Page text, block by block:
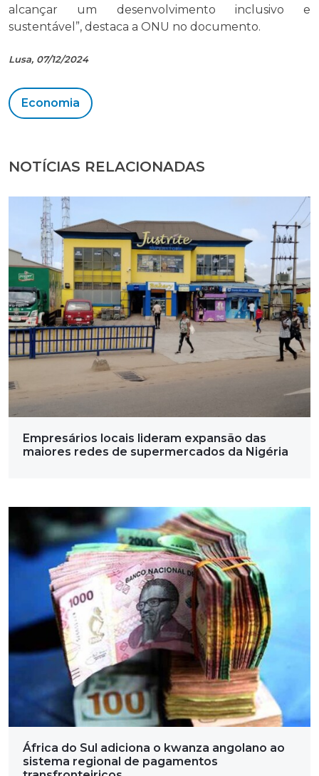
alcançar um desenvolvimento inclusivo e
sustentável”, destaca a ONU no documento.
Lusa, 07/12/2024
Economia
NOTÍCIAS RELACIONADAS
Empresários locais lideram expansão das
maiores redes de supermercados da Nigéria
África do Sul adiciona o kwanza angolano ao
sistema regional de pagamentos